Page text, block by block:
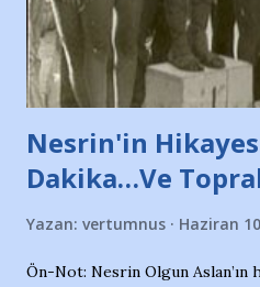
de kınıyoruz'' diye de eklemiş ..
yazının hemen ardından bu habe...
Nesrin'in
Dakika…Ve
Yazan: vertumnus Haziran
Ön-Not: Nesrin Olgun Aslan’ın